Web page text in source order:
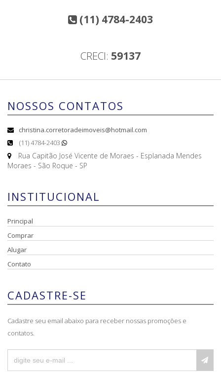
(11) 4784-2403
CRECI: 59137
NOSSOS CONTATOS
christina.corretoradeimoveis@hotmail.com
(11) 4784-2403
Rua Capitão José Vicente de Moraes - Esplanada Mendes
Moraes - São Roque - SP
INSTITUCIONAL
Principal
Comprar
Alugar
Contato
CADASTRE-SE
Cadastre seu email abaixo para receber nossas promoções e
contatos.